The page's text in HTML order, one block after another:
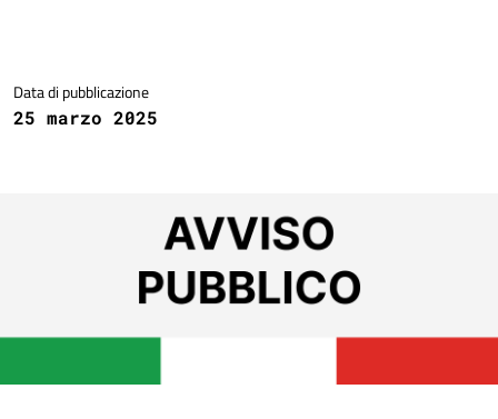
Data di pubblicazione
25 marzo 2025